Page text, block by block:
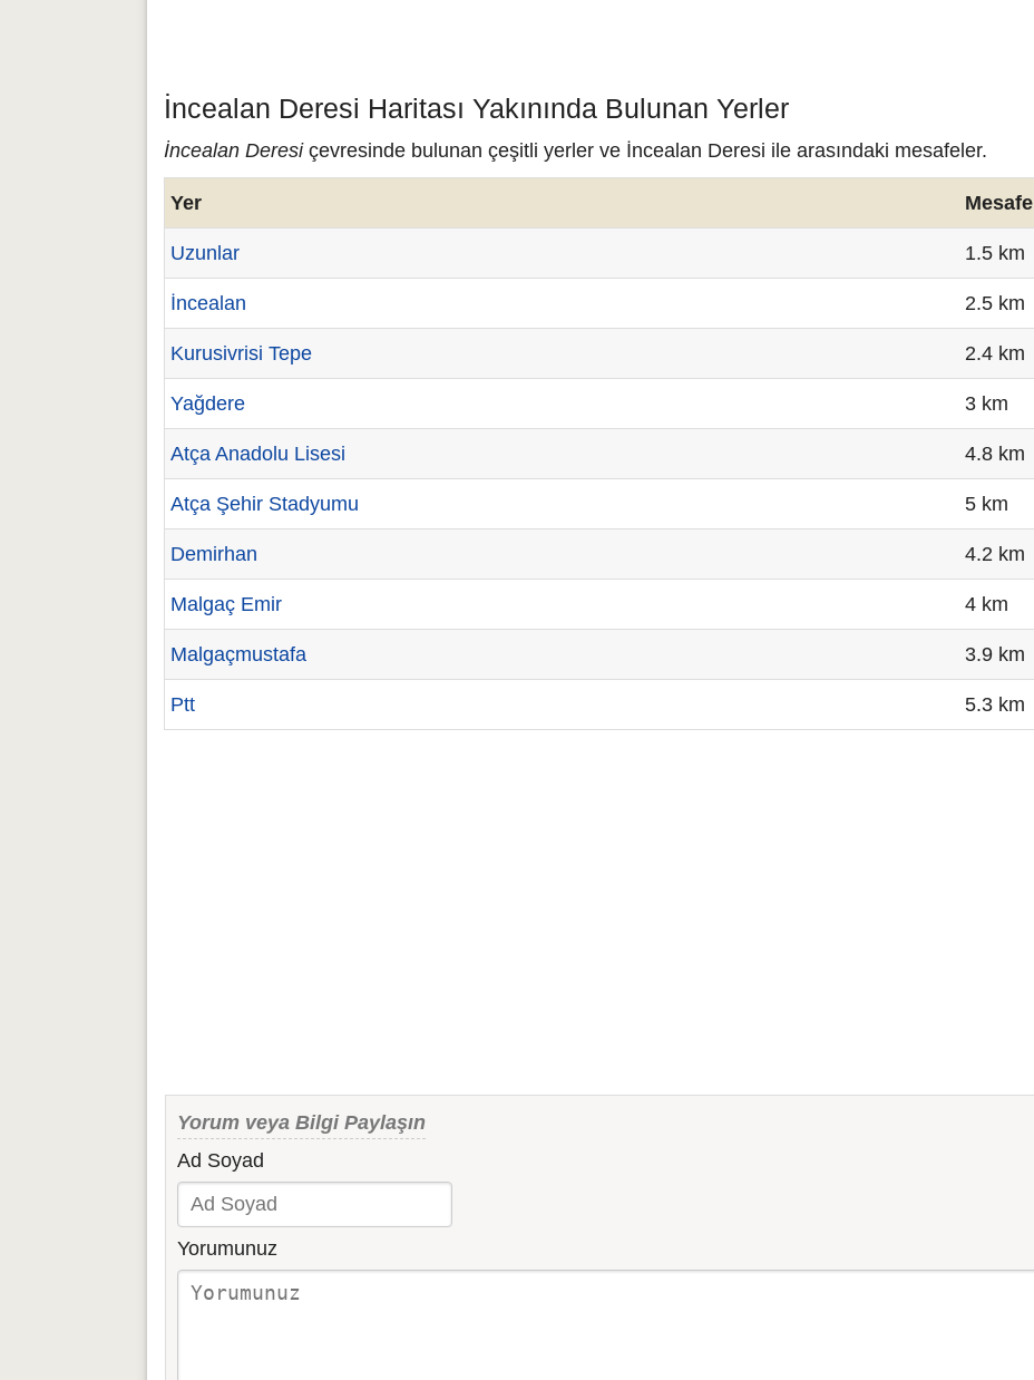
İncealan Deresi Haritası Yakınında Bulunan Yerler
İncealan Deresiçevresinde bulunan çeşitli yerler ve İncealan Deresi ile arasındaki mesafeler.
Yer Mesafe
Uzunlar 1.5 km
İncealan 2.5 km
Kurusivrisi Tepe 2.4 km
Yağdere 3 km
Atça Anadolu Lisesi 4.8 km
Atça Şehir Stadyumu 5 km
Demirhan 4.2 km
Malgaç Emir 4 km
Malgaçmustafa 3.9 km
Ptt 5.3 km
Yorum veya Bilgi Paylaşın
Ad Soyad
Yorumunuz